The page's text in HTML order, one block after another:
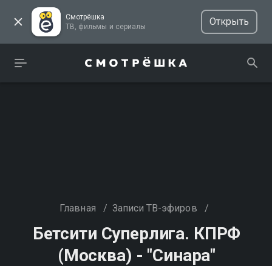
Смотрёшка
ТВ, фильмы и сериалы
Открыть
Главная / Записи ТВ-эфиров /
Бетсити Суперлига. КПРФ
(Москва) - "Синара"